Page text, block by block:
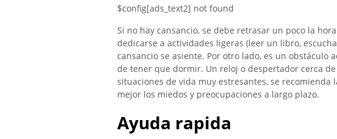
$config[ads_text2] not found
Si no hay cansancio, se debe retrasar un poco la
dedicarse a actividades ligeras (leer un libro,
cansancio se asiente. Por otro lado, es un obstáculo
de tener que dormir. Un reloj o despertador cerca
situaciones de vida muy estresantes, se
mejor los miedos y preocupaciones a largo plazo.
Ayuda rapida